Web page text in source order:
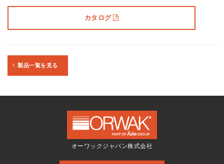
カタログ
製品一覧を見る
オーワックジャパン株式会社